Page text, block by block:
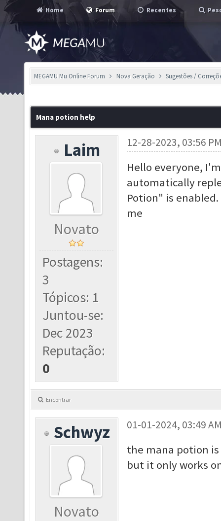
Home Forum Recentes
MEGAMU Mu Online Forum Nova Geração Sugestões /
Mana potion help
Laim
Novato
Postagens:
3
Tópicos: 1
Juntou-se:
Dec 2023
Reputação:
0
12-28-2023, 03:56
Hello everyone,
automatically
Potion" is
me
Encontrar
Schwyz
Novato
01-01-2024, 03:49
the mana potion
but it only works